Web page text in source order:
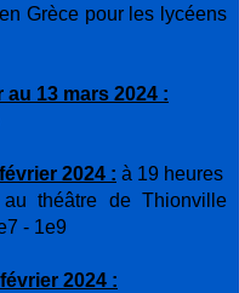
Grèce pour les lycéens
au 13 mars 2024 :
2024 : à 19 heures
théâtre de Thionville
- 1e9
2024 :